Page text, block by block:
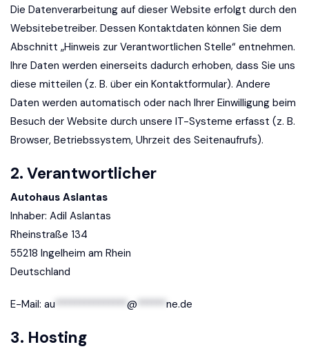
Die Datenverarbeitung auf dieser Website erfolgt durch den
Websitebetreiber. Dessen Kontaktdaten können Sie dem
Abschnitt „Hinweis zur Verantwortlichen Stelle“ entnehmen.
Ihre Daten werden einerseits dadurch erhoben, dass Sie uns
diese mitteilen (z. B. über ein Kontaktformular). Andere
Daten werden automatisch oder nach Ihrer Einwilligung beim
Besuch der Website durch unsere IT-Systeme erfasst (z. B.
Browser, Betriebssystem, Uhrzeit des Seitenaufrufs).
2. Verantwortlicher
Autohaus Aslantas
Inhaber: Adil Aslantas
Rheinstraße 134
55218 Ingelheim am Rhein
Deutschland
E-Mail: au ***************@ ****** ne.de
3. Hosting